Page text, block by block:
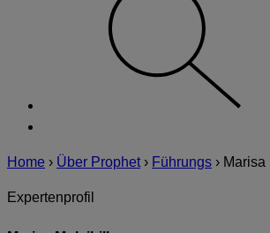
Home › Über Prophet › Führungs › Marisa
Expertenprofil